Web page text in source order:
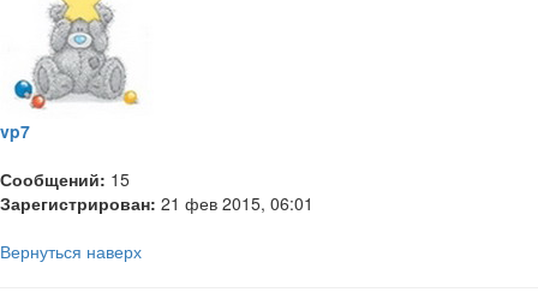
vp7
Сообщений: 15
Зарегистрирован: 21 фев 2015, 06:01
Вернуться наверх